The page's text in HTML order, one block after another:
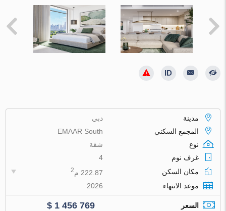
مدينة
دبي
المجمع السكني
EMAAR South
نوع
شقة
غرف نوم
4
مكان السكن
222.87 م 2
موعد الانتهاء 2026
السعر $ 1 456 769